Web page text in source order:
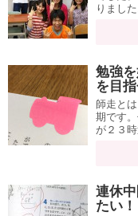
りまし
勉強
を目指
師走と
期です
が２３
連休
たい！